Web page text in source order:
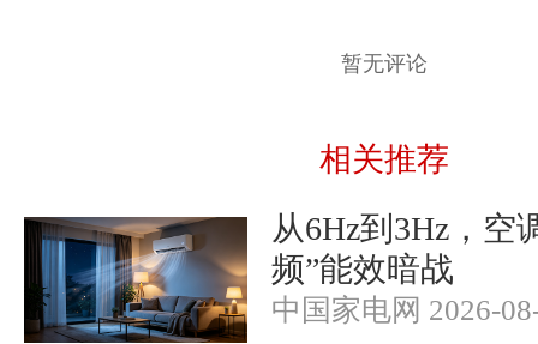
暂无评论
相关推荐
从6Hz到3Hz，空
频”能效暗战
中国家电网 2026-